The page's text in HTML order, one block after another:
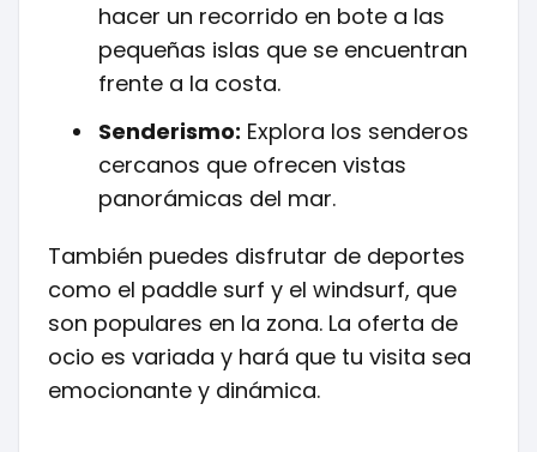
hacer un recorrido en bote a las
pequeñas islas que se encuentran
frente a la costa.
Senderismo: Explora los senderos
cercanos que ofrecen vistas
panorámicas del mar.
También puedes disfrutar de deportes
como el paddle surf y el windsurf, que
son populares en la zona. La oferta de
ocio es variada y hará que tu visita sea
emocionante y dinámica.